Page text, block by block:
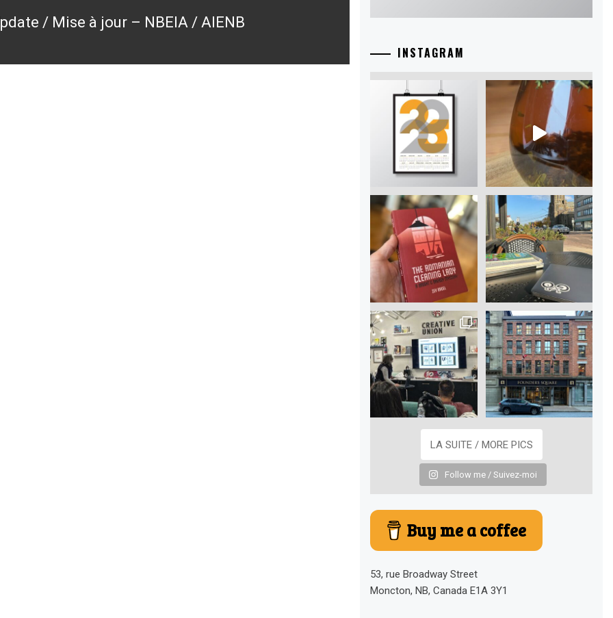
/ Mise à jour – NBEIA / AIENB
INSTAGRAM
LA SUITE / MORE PICS
Follow me / Suivez-moi
Buy me a coffee
53, rue Broadway Street
Moncton, NB, Canada E1A 3Y1